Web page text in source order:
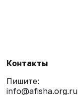
Контакты
Пишите:
info@afisha.org.ru